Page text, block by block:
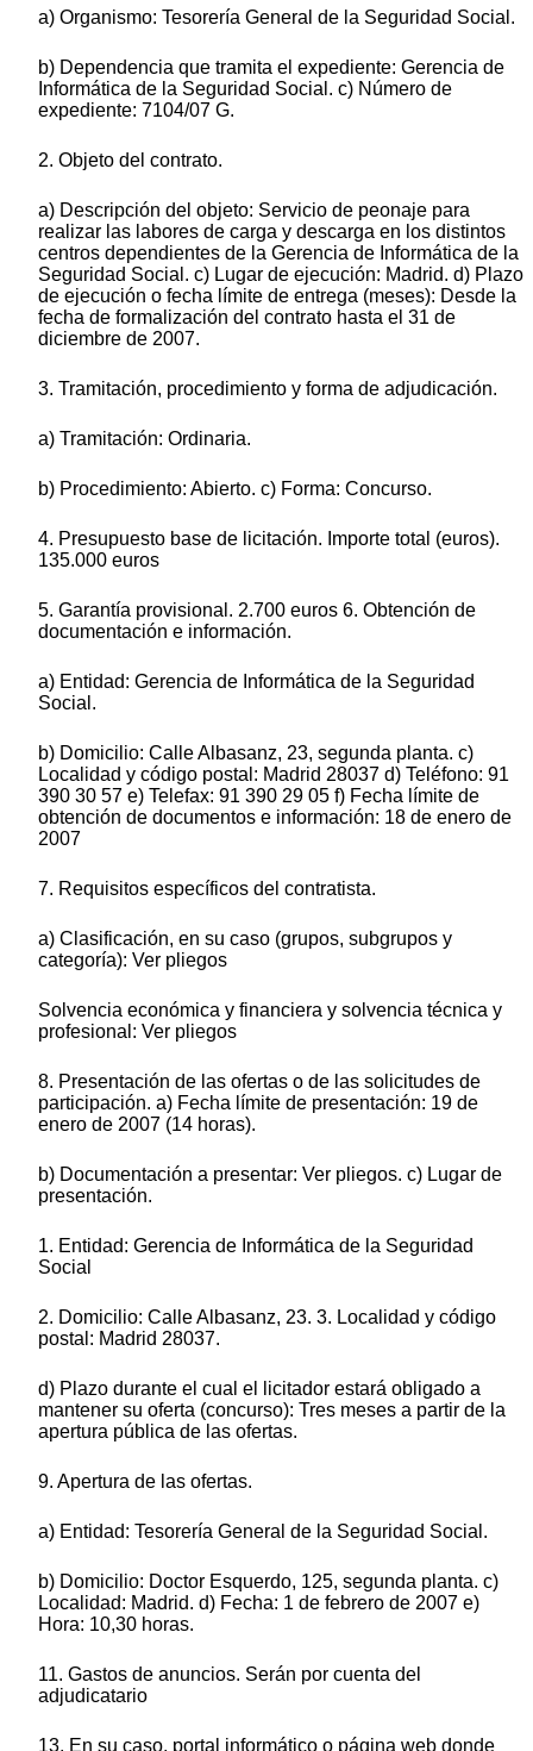
a) Organismo: Tesorería General de la Seguridad Social.
b) Dependencia que tramita el expediente: Gerencia de
Informática de la Seguridad Social. c) Número de
expediente: 7104/07 G.
2. Objeto del contrato.
a) Descripción del objeto: Servicio de peonaje para
realizar las labores de carga y descarga en los distintos
centros dependientes de la Gerencia de Informática de la
Seguridad Social. c) Lugar de ejecución: Madrid. d) Plazo
de ejecución o fecha límite de entrega (meses): Desde la
fecha de formalización del contrato hasta el 31 de
diciembre de 2007.
3. Tramitación, procedimiento y forma de adjudicación.
a) Tramitación: Ordinaria.
b) Procedimiento: Abierto. c) Forma: Concurso.
4. Presupuesto base de licitación. Importe total (euros).
135.000 euros
5. Garantía provisional. 2.700 euros 6. Obtención de
documentación e información.
a) Entidad: Gerencia de Informática de la Seguridad
Social.
b) Domicilio: Calle Albasanz, 23, segunda planta. c)
Localidad y código postal: Madrid 28037 d) Teléfono: 91
390 30 57 e) Telefax: 91 390 29 05 f) Fecha límite de
obtención de documentos e información: 18 de enero de
2007
7. Requisitos específicos del contratista.
a) Clasificación, en su caso (grupos, subgrupos y
categoría): Ver pliegos
Solvencia económica y financiera y solvencia técnica y
profesional: Ver pliegos
8. Presentación de las ofertas o de las solicitudes de
participación. a) Fecha límite de presentación: 19 de
enero de 2007 (14 horas).
b) Documentación a presentar: Ver pliegos. c) Lugar de
presentación.
1. Entidad: Gerencia de Informática de la Seguridad
Social
2. Domicilio: Calle Albasanz, 23. 3. Localidad y código
postal: Madrid 28037.
d) Plazo durante el cual el licitador estará obligado a
mantener su oferta (concurso): Tres meses a partir de la
apertura pública de las ofertas.
9. Apertura de las ofertas.
a) Entidad: Tesorería General de la Seguridad Social.
b) Domicilio: Doctor Esquerdo, 125, segunda planta. c)
Localidad: Madrid. d) Fecha: 1 de febrero de 2007 e)
Hora: 10,30 horas.
11. Gastos de anuncios. Serán por cuenta del
adjudicatario
13. En su caso, portal informático o página web donde